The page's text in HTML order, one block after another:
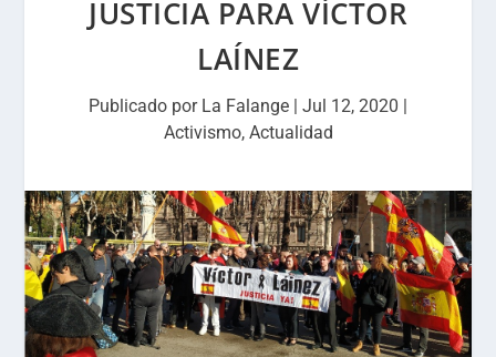
JUSTICIA PARA VÍCTOR
LAÍNEZ
Publicado por La Falange | Jul 12, 2020 |
Activismo, Actualidad